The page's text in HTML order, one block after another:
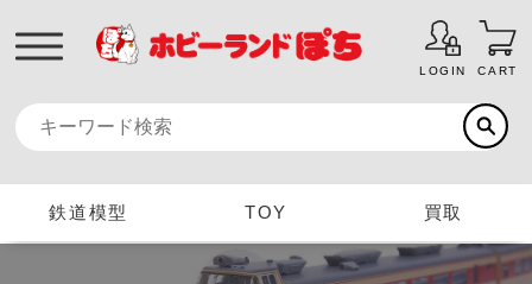
LOGIN CART
鉄道模型 TOY 買取